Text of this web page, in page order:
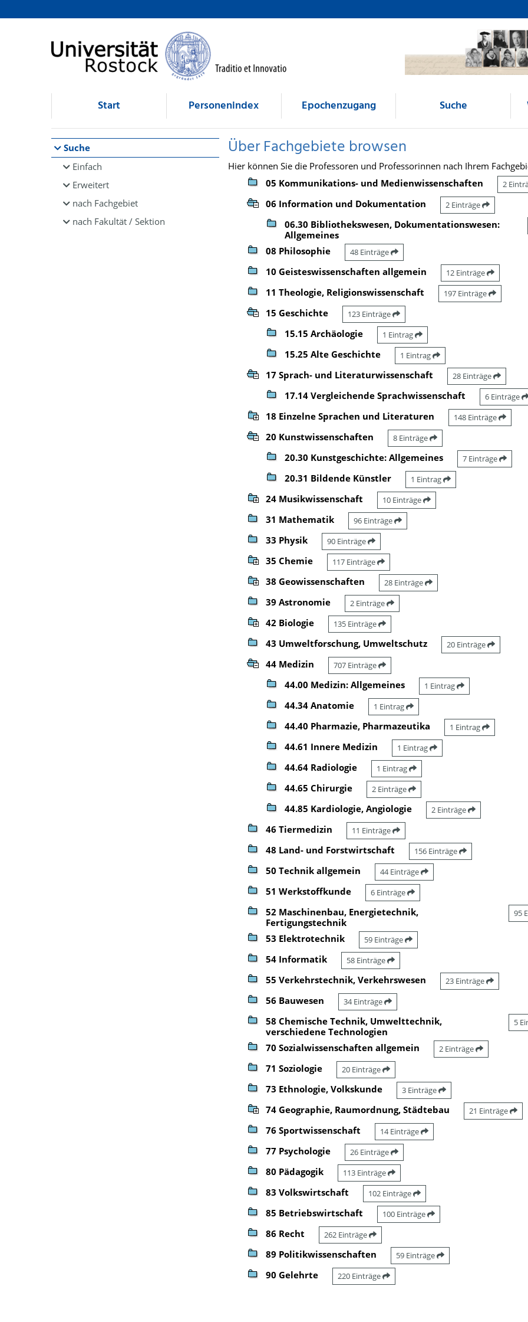
Browsen
direkt zum Inhalt
Start Personenindex Epochenzugang Suche
Suche
Einfach
Erweitert
nach Fachgebiet
nach Fakultät / Sektion
Über Fachgebiete browsen
Hier können Sie die Professoren und Professorinnen nach Ihrem
05 Kommunikations- und Medienwissenschaften
2
06 Information und Dokumentation 2 Einträge
06.30 Bibliothekswesen, Dokumentationswesen:
Allgemeines
08 Philosophie 48 Einträge
10 Geisteswissenschaften allgemein 12 Einträge
11 Theologie, Religionswissenschaft 197 Einträge
15 Geschichte 123 Einträge
15.15 Archäologie 1 Eintrag
15.25 Alte Geschichte 1 Eintrag
17 Sprach- und Literaturwissenschaft 28 Einträge
17.14 Vergleichende Sprachwissenschaft 6 Einträge
18 Einzelne Sprachen und Literaturen 148 Einträge
20 Kunstwissenschaften 8 Einträge
20.30 Kunstgeschichte: Allgemeines 7 Einträge
20.31 Bildende Künstler 1 Eintrag
24 Musikwissenschaft 10 Einträge
31 Mathematik 96 Einträge
33 Physik 90 Einträge
35 Chemie 117 Einträge
38 Geowissenschaften 28 Einträge
39 Astronomie 2 Einträge
42 Biologie 135 Einträge
43 Umweltforschung, Umweltschutz 20 Einträge
44 Medizin 707 Einträge
44.00 Medizin: Allgemeines 1 Eintrag
44.34 Anatomie 1 Eintrag
44.40 Pharmazie, Pharmazeutika 1 Eintrag
44.61 Innere Medizin 1 Eintrag
44.64 Radiologie 1 Eintrag
44.65 Chirurgie 2 Einträge
44.85 Kardiologie, Angiologie 2 Einträge
46 Tiermedizin 11 Einträge
48 Land- und Forstwirtschaft 156 Einträge
50 Technik allgemein 44 Einträge
51 Werkstoffkunde 6 Einträge
52 Maschinenbau, Energietechnik,
Fertigungstechnik
95
53 Elektrotechnik 59 Einträge
54 Informatik 58 Einträge
55 Verkehrstechnik, Verkehrswesen 23 Einträge
56 Bauwesen 34 Einträge
58 Chemische Technik, Umwelttechnik,
verschiedene Technologien
5
70 Sozialwissenschaften allgemein 2 Einträge
71 Soziologie 20 Einträge
73 Ethnologie, Volkskunde 3 Einträge
74 Geographie, Raumordnung, Städtebau 21 Einträge
76 Sportwissenschaft 14 Einträge
77 Psychologie 26 Einträge
80 Pädagogik 113 Einträge
83 Volkswirtschaft 102 Einträge
85 Betriebswirtschaft 100 Einträge
86 Recht 262 Einträge
89 Politikwissenschaften 59 Einträge
90 Gelehrte 220 Einträge